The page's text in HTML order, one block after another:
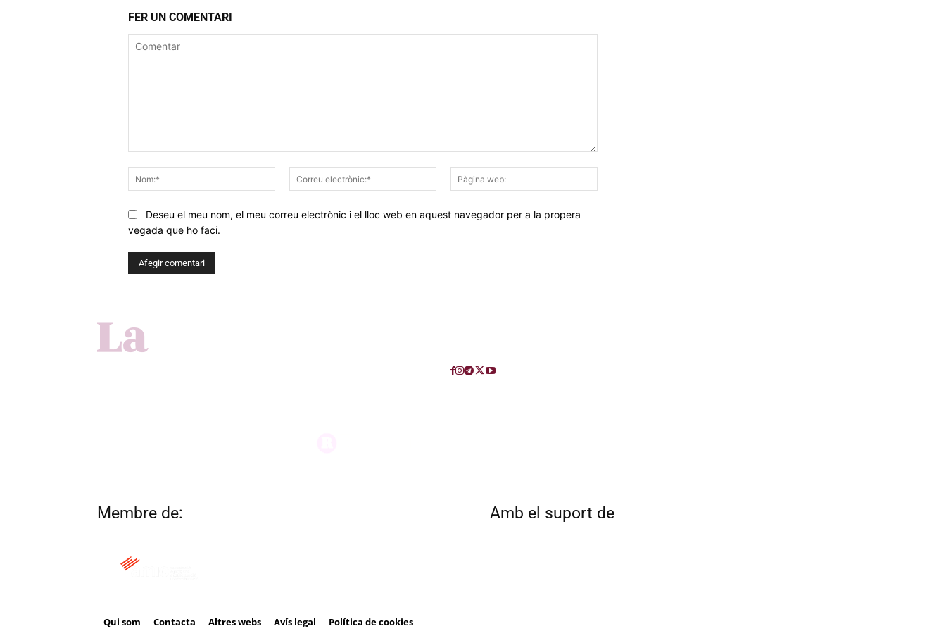
FER UN COMENTARI
Nom:*
Correu
electrònic:*
web:
Deseu el meu nom, el meu correu electrònic i el lloc web en aquest navegador per a la propera
vegada que ho faci.
Membre de:
Qui som Contacta Altres webs Avís legal Política de cookies
Amb el suport de